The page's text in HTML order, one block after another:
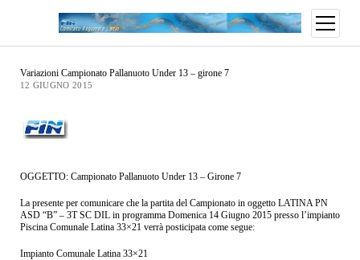
Variazioni Campionato Pallanuoto Under 13 – girone 7
12 GIUGNO 2015
OGGETTO: Campionato Pallanuoto Under 13 – Girone 7
La presente per comunicare che la partita del Campionato in oggetto LATINA PN
ASD “B” – 3T SC DIL in programma Domenica 14 Giugno 2015 presso l’impianto
Piscina Comunale Latina 33×21 verrà posticipata come segue:
Impianto Comunale Latina 33×21